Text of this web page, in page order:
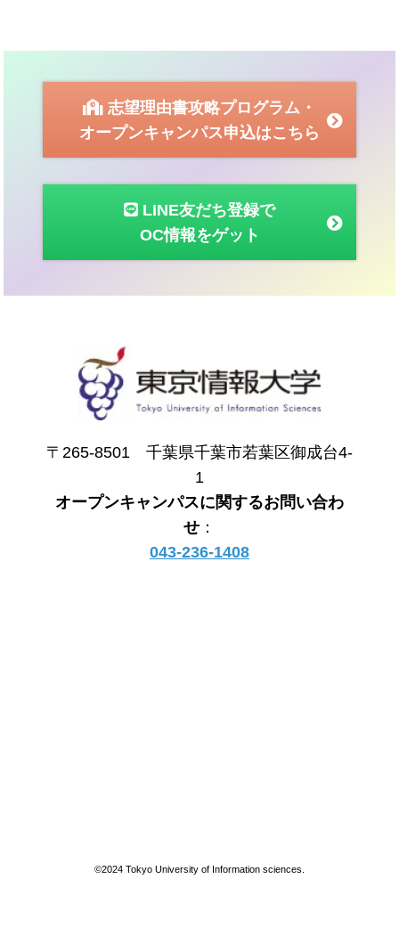
志望理由書攻略プログラム・
オープンキャンパス申込はこちら
LINE友だち登録で
OC情報をゲット
〒265-8501 千葉県千葉市若葉区御成台4-
1
オープンキャンパスに関するお問い合わ
せ ：
043-236-1408
©2024 Tokyo University of Information sciences.